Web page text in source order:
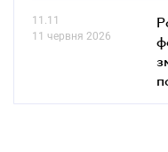
11.11
11 червня 2026